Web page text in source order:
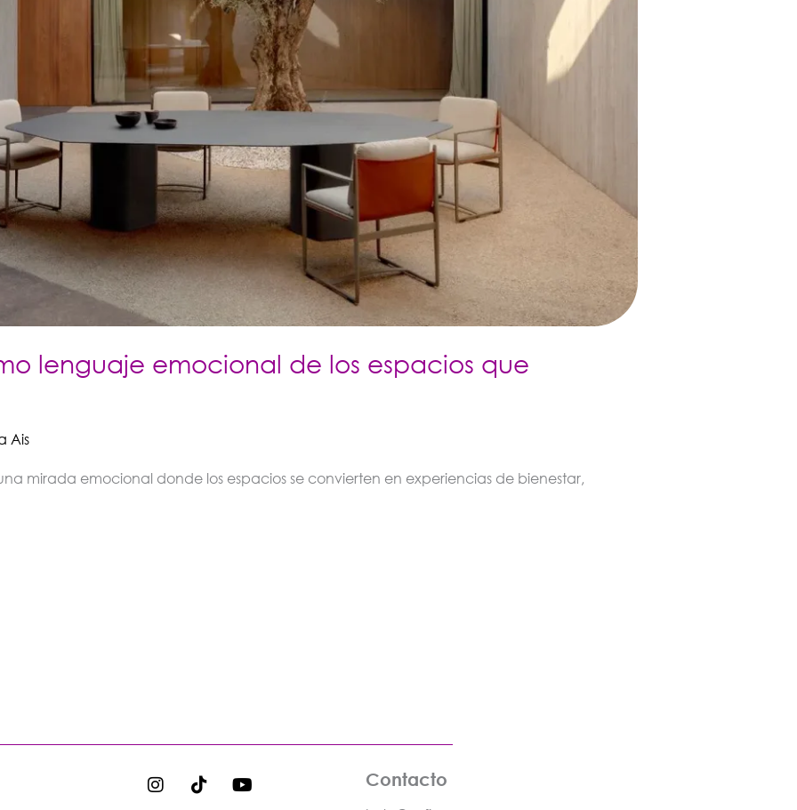
lenguaje emocional de los espacios que
Ais
mirada emocional donde los espacios se convierten en experiencias de bienestar,
I
n
T
i
Y
o
Contacto